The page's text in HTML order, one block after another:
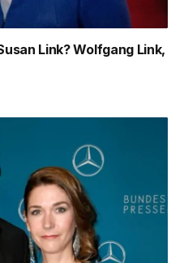
Link? Wolfgang Link,